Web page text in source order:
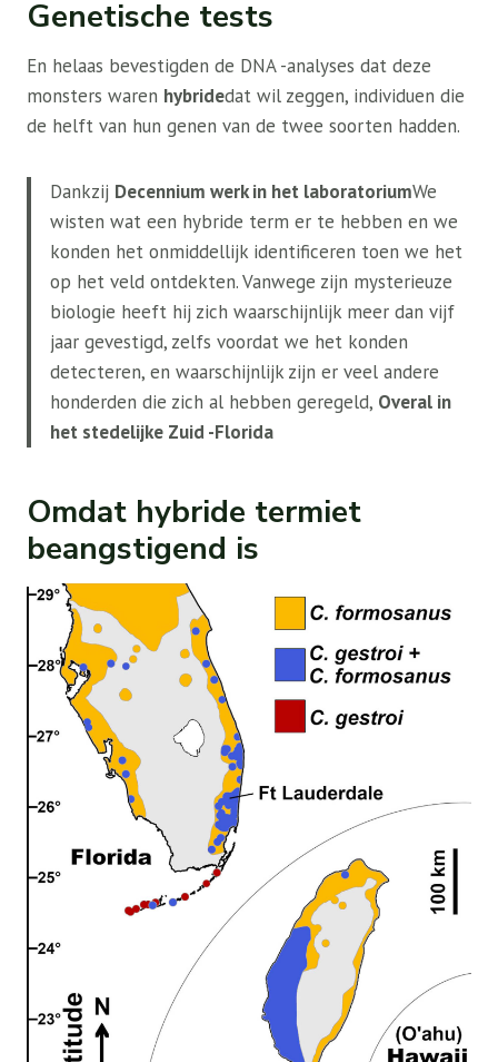
Genetische tests
En helaas bevestigden de DNA -analyses dat deze
monsters waren hybridedat wil zeggen, individuen die
de helft van hun genen van de twee soorten hadden.
Dankzij Decennium werk in het laboratoriumWe
wisten wat een hybride term er te hebben en we
konden het onmiddellijk identificeren toen we het
op het veld ontdekten. Vanwege zijn mysterieuze
biologie heeft hij zich waarschijnlijk meer dan vijf
jaar gevestigd, zelfs voordat we het konden
detecteren, en waarschijnlijk zijn er veel andere
honderden die zich al hebben geregeld, Overal in
het stedelijke Zuid -Florida
Omdat hybride termiet
beangstigend is